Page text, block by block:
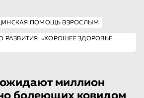
ПОМОЩЬ ВЗРОСЛЫМ
РАЗВИТИЯ: «ХОРОШЕЕ ЗДОРОВЬЕ
миллион
болеющих ковидом